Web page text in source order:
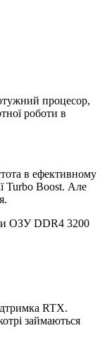
процесор,
роботи в
в ефективному
Turbo Boost. Але
ОЗУ DDR4 3200
RTX.
займаються